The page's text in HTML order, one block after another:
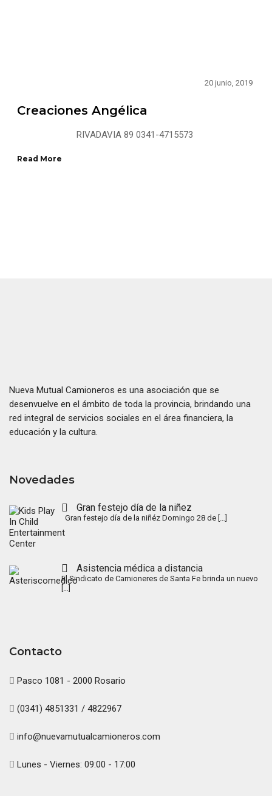
20 junio, 2019
Creaciones Angélica
RIVADAVIA 89 0341-4715573
Read More
Nueva Mutual Camioneros es una asociación que se
desenvuelve en el ámbito de toda la provincia, brindando una
red integral de servicios sociales en el área financiera, la
educación y la cultura.
Novedades
Gran festejo día de la niñez
Gran festejo día de la niñéz Domingo 28 de […]
Asistencia médica a distancia
El Sindicato de Camioneres de Santa Fe brinda un nuevo
[…]
Contacto
Pasco 1081 - 2000 Rosario
(0341) 4851331 / 4822967
info@nuevamutualcamioneros.com
Lunes - Viernes: 09:00 - 17:00